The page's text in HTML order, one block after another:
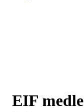
EIF